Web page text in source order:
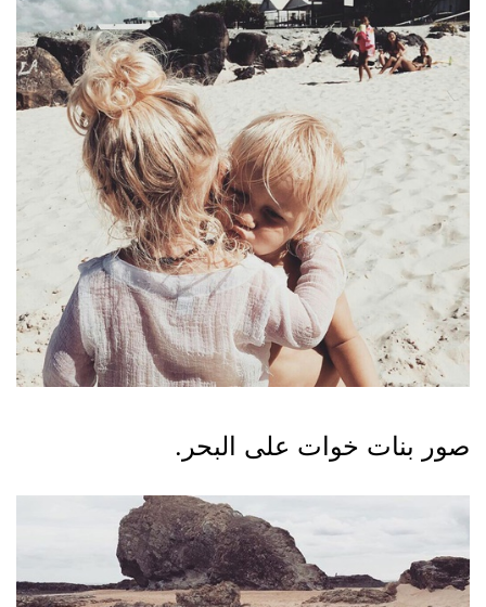
صور بنات خوات على البحر.